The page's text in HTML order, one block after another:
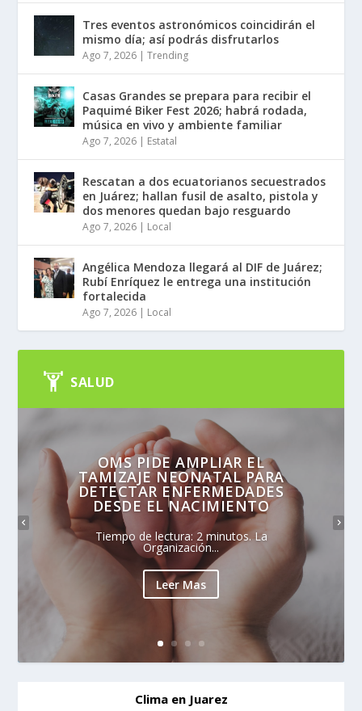
Tres eventos astronómicos coincidirán el
mismo día; así podrás disfrutarlos
Ago 7, 2026 |Trending
Casas Grandes se prepara para recibir el
Paquimé Biker Fest 2026; habrá rodada,
música en vivo y ambiente familiar
Ago 7, 2026 | Estatal
Rescatan a dos ecuatorianos secuestrados
en Juárez; hallan fusil de asalto, pistola y
dos menores quedan bajo resguardo
Ago 7, 2026 | Local
Angélica Mendoza llegará al DIF de Juárez;
Rubí Enríquez le entrega una institución
fortalecida
Ago 7, 2026 | Local
SALUD
OMS PIDE AMPLIAR EL
TAMIZAJE NEONATAL PARA
DETECTAR ENFERMEDADES
DESDE EL NACIMIENTO
Tiempo de lectura: 2 minutos. La
Organización...
Leer Mas
Clima en Juarez